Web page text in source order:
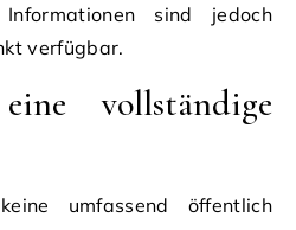
sind jedoch
verfügbar.
vollständige
umfassend öffentlich